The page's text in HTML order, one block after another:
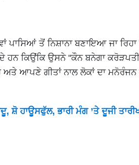
ਪਾਸਿਆਂ ਤੋਂ ਨਿਸ਼ਾਨਾ ਬਣਾਇਆ ਜਾ ਰਿਹਾ
ਹਨ ਕਿਉਂਕਿ ਉਸਨੇ "ਕੌਨ ਬਨੇਗਾ
ਅਤੇ ਆਪਣੇ ਗੀਤਾਂ ਨਾਲ ਲੋਕਾਂ ਦਾ
ਹਾਊਸਫੁੱਲ, ਭਾਰੀ ਮੰਗ ’ਤੇ ਦੂਜੀ